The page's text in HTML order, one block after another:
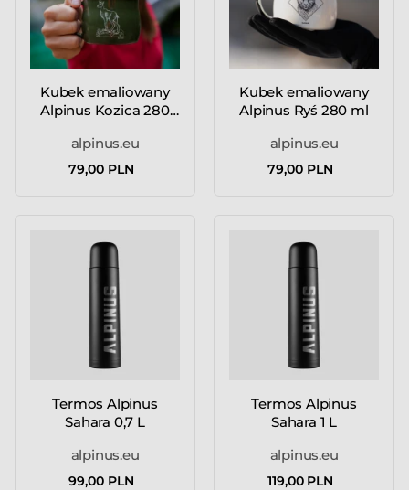
Kubek emaliowany
Alpinus Kozica 280
alpinus.eu
79,00 PLN
Kubek emaliowany
Alpinus Ryś 280 ml
alpinus.eu
79,00 PLN
Termos Alpinus
Sahara 0,7 L
alpinus.eu
99,00 PLN
Termos Alpinus
Sahara 1 L
alpinus.eu
119,00 PLN